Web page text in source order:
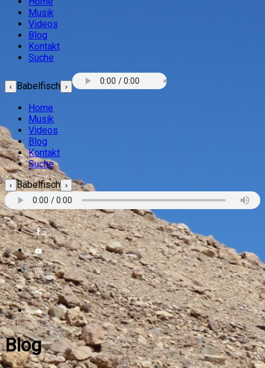
Musik
Videos
Blog
Kontakt
Suche
‹ Babelfisch ›
Home
Musik
Videos
Blog
Kontakt
Suche
‹ Babelfisch ›
Blog